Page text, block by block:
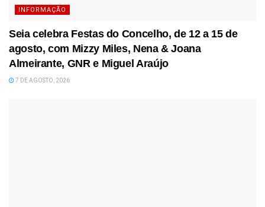
INFORMAÇÃO
Seia celebra Festas do Concelho, de 12 a 15 de
agosto, com Mizzy Miles, Nena & Joana
Almeirante, GNR e Miguel Araújo
7 DE AGOSTO, 2026